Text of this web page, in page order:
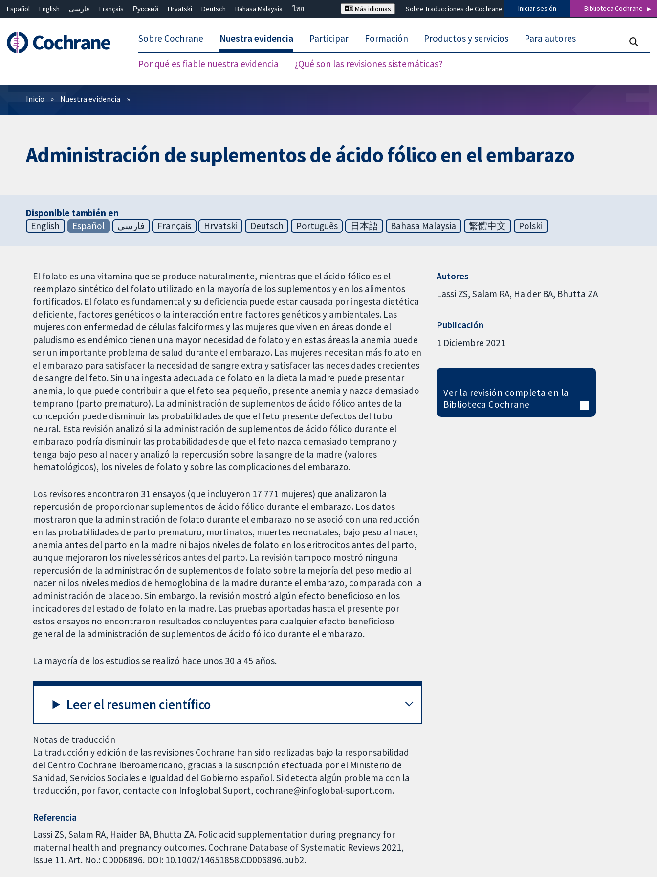
Español English فارسی Français Русский Hrvatski Deutsch Bahasa Malaysia
ไทย
Más idiomas Sobre traducciones de Cochrane Iniciar sesión Biblioteca Cochrane
Sobre Cochrane Nuestra evidencia
Por qué es fiable nuestra evidencia ¿Qué son las revisiones sistemáticas?
Participar Formación Productos y servicios Para autores
Filtros
Inicio Nuestra evidencia
Administración de suplementos de ácido fólico en el embarazo
Disponible también en
English
Español فارسی Français Hrvatski Deutsch Português 日本語 Bahasa Malaysia 繁體中文 Polski
El folato es una vitamina que se produce naturalmente, mientras que el ácido fólico es el
reemplazo sintético del folato utilizado en la mayoría de los suplementos y en los alimentos
fortificados. El folato es fundamental y su deficiencia puede estar causada por ingesta dietética
deficiente, factores genéticos o la interacción entre factores genéticos y ambientales. Las
mujeres con enfermedad de células falciformes y las mujeres que viven en áreas donde el
paludismo es endémico tienen una mayor necesidad de folato y en estas áreas la anemia puede
ser un importante problema de salud durante el embarazo. Las mujeres necesitan más folato en
el embarazo para satisfacer la necesidad de sangre extra y satisfacer las necesidades crecientes
de sangre del feto. Sin una ingesta adecuada de folato en la dieta la madre puede presentar
anemia, lo que puede contribuir a que el feto sea pequeño, presente anemia y nazca demasiado
temprano (parto prematuro). La administración de suplementos de ácido fólico antes de la
concepción puede disminuir las probabilidades de que el feto presente defectos del tubo
neural. Esta revisión analizó si la administración de suplementos de ácido fólico durante el
embarazo podría disminuir las probabilidades de que el feto nazca demasiado temprano y
tenga bajo peso al nacer y analizó la repercusión sobre la sangre de la madre (valores
hematológicos), los niveles de folato y sobre las complicaciones del embarazo.
Los revisores encontraron 31 ensayos (que incluyeron 17 771 mujeres) que analizaron la
repercusión de proporcionar suplementos de ácido fólico durante el embarazo. Los datos
mostraron que la administración de folato durante el embarazo no se asoció con una reducción
en las probabilidades de parto prematuro, mortinatos, muertes neonatales, bajo peso al nacer,
anemia antes del parto en la madre ni bajos niveles de folato en los eritrocitos antes del parto,
aunque mejoraron los niveles séricos antes del parto. La revisión tampoco mostró ninguna
repercusión de la administración de suplementos de folato sobre la mejoría del peso medio al
nacer ni los niveles medios de hemoglobina de la madre durante el embarazo, comparada con la
administración de placebo. Sin embargo, la revisión mostró algún efecto beneficioso en los
indicadores del estado de folato en la madre. Las pruebas aportadas hasta el presente por
estos ensayos no encontraron resultados concluyentes para cualquier efecto beneficioso
general de la administración de suplementos de ácido fólico durante el embarazo.
La mayoría de los estudios se realizó hace unos 30 a 45 años.
Leer el resumen científico
Notas de traducción
La traducción y edición de las revisiones Cochrane han sido realizadas bajo la responsabilidad
del Centro Cochrane Iberoamericano, gracias a la suscripción efectuada por el Ministerio de
Sanidad, Servicios Sociales e Igualdad del Gobierno español. Si detecta algún problema con la
traducción, por favor, contacte con Infoglobal Suport, cochrane@infoglobal-suport.com.
Referencia
Lassi ZS, Salam RA, Haider BA, Bhutta ZA. Folic acid supplementation during pregnancy for
maternal health and pregnancy outcomes. Cochrane Database of Systematic Reviews 2021,
Issue 11. Art. No.: CD006896. DOI: 10.1002/14651858.CD006896.pub2.
Autores
Lassi ZS Salam RA Haider BA Bhutta ZA
Publicación
1 Diciembre 2021
Ver la revisión completa en la
Biblioteca Cochrane